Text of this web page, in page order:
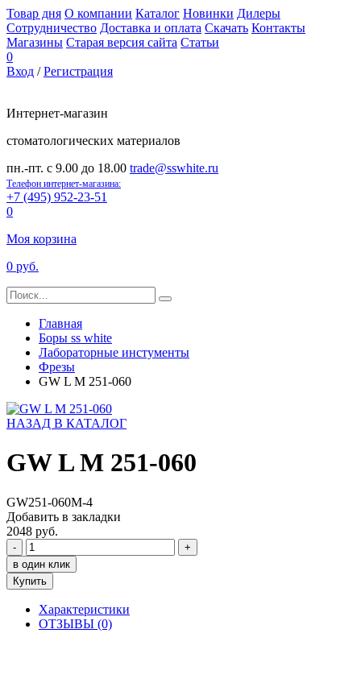
Товар дня О компании Каталог Новинки Дилеры
Сотрудничество Доставка и оплата Скачать Контакты
Магазины Старая версия сайта Статьи
0
Вход /Регистрация
Интернет-магазин
стоматологических материалов
пн.-пт. с 9.00 до 18.00 trade@sswhite.ru
Телефон интернет-магазина:
+7 (495) 952-23-51
0
Моя корзина
0 руб.
Главная
Боры ss white
Лабораторные инстументы
Фрезы
GW L M 251-060
НАЗАД В КАТАЛОГ
GW L M 251-060
GW251-060M-4
Добавить в закладки
2048 руб.
-
+
в один клик
Купить
Характеристики
ОТЗЫВЫ (0)